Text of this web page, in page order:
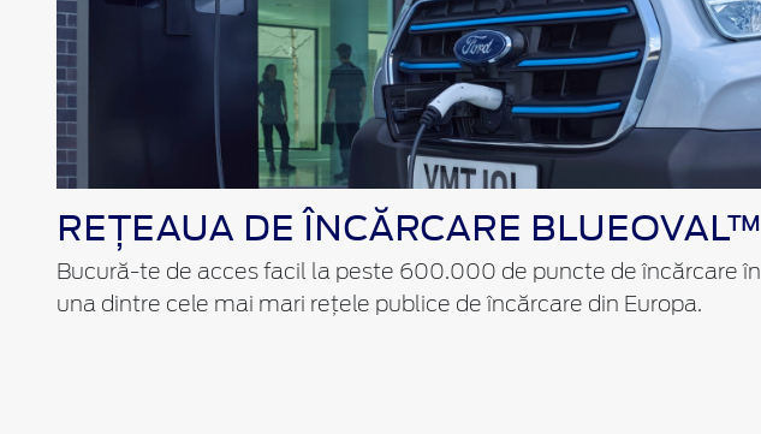
REȚEAUA DE ÎNCĂRCARE BLUEOVAL™
Bucură-te de acces facil la peste 600.000 de puncte de încărcare în
una dintre cele mai mari rețele publice de încărcare din Europa.